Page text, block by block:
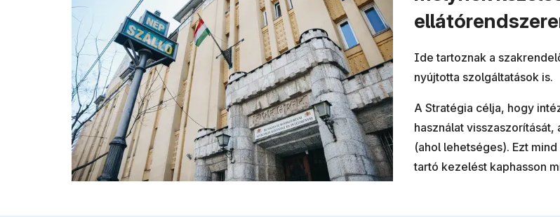
Ide tartoznak a
nyújtotta szolgáltatások is.
A Stratégia célja, hogy
használat
(ahol lehetséges). Ezt
tartó kezelést kaphasson